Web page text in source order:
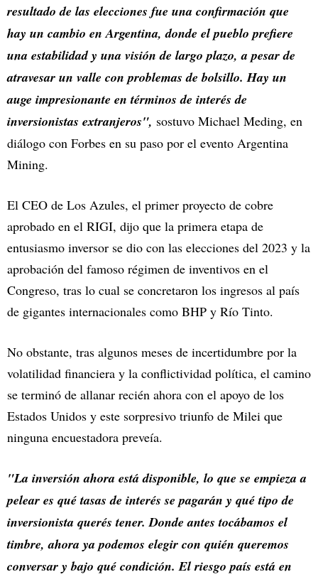
resultado de las elecciones fue una confirmación que
hay un cambio en Argentina, donde el pueblo prefiere
una estabilidad y una visión de largo plazo, a pesar de
atravesar un valle con problemas de bolsillo. Hay un
auge impresionante en términos de interés de
inversionistas extranjeros", sostuvo Michael Meding, en
diálogo con Forbes en su paso por el evento Argentina
Mining.
El CEO de Los Azules, el primer proyecto de cobre
aprobado en el RIGI, dijo que la primera etapa de
entusiasmo inversor se dio con las elecciones del 2023 y la
aprobación del famoso régimen de inventivos en el
Congreso, tras lo cual se concretaron los ingresos al país
de gigantes internacionales como BHP y Río Tinto.
No obstante, tras algunos meses de incertidumbre por la
volatilidad financiera y la conflictividad política, el camino
se terminó de allanar recién ahora con el apoyo de los
Estados Unidos y este sorpresivo triunfo de Milei que
ninguna encuestadora preveía.
"La inversión ahora está disponible, lo que se empieza a
pelear es qué tasas de interés se pagarán y qué tipo de
inversionista querés tener. Donde antes tocábamos el
timbre, ahora ya podemos elegir con quién queremos
conversar y bajo qué condición. El riesgo país está en